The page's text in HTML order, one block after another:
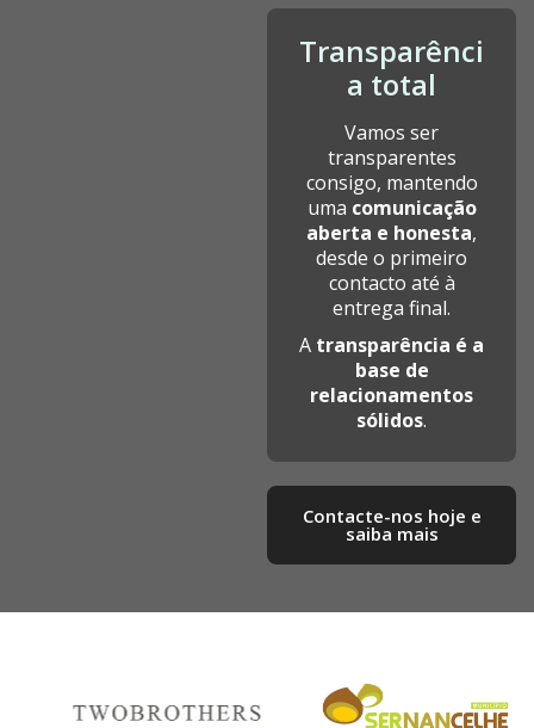
Transparênci
a total
Vamos ser
transparentes
consigo, mantendo
uma comunicação
aberta e honesta,
desde o primeiro
contacto até à
entrega final.
A transparência é a
base de
relacionamentos
sólidos.
Contacte-nos hoje e
saiba mais​